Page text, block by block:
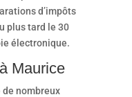
d’impôts
plus tard le 30
électronique.
Maurice
de nombreux